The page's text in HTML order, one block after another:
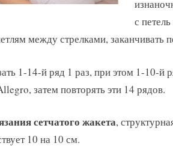
с
между стрелками, заканчивать
1-14-й ряд 1 раз, при этом 1-10-
затем повторять эти 14 рядов.
сетчатого жакета,
10 на 10 см.